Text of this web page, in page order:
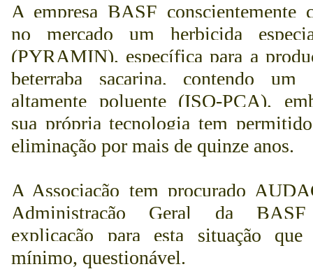
A empresa BASF conscientemente
no mercado um herbicida
(PYRAMIN), específica para a
beterraba sacarina, contendo um
altamente poluente (ISO-PCA),
sua própria tecnologia tem
eliminação por mais de quinze anos.
A Associação tem procurado
Administração Geral da
explicação para esta situação
mínimo, questionável.